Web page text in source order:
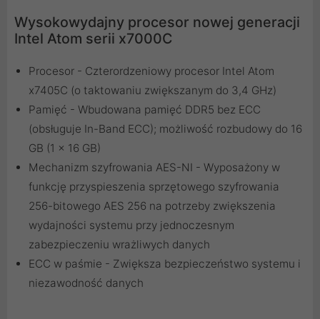
Wysokowydajny procesor nowej generacji
Intel Atom serii x7000C
Procesor - Czterordzeniowy procesor Intel Atom
x7405C (o taktowaniu zwiększanym do 3,4 GHz)
Pamięć - Wbudowana pamięć DDR5 bez ECC
(obsługuje In-Band ECC); możliwość rozbudowy do 16
GB (1 x 16 GB)
Mechanizm szyfrowania AES-NI - Wyposażony w
funkcję przyspieszenia sprzętowego szyfrowania
256-bitowego AES 256 na potrzeby zwiększenia
wydajności systemu przy jednoczesnym
zabezpieczeniu wrażliwych danych
ECC w paśmie - Zwiększa bezpieczeństwo systemu i
niezawodność danych